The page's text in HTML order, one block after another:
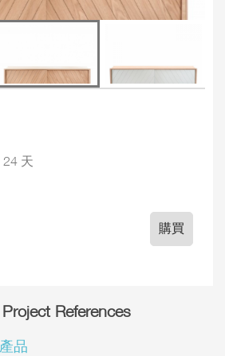
天
購買
References
品